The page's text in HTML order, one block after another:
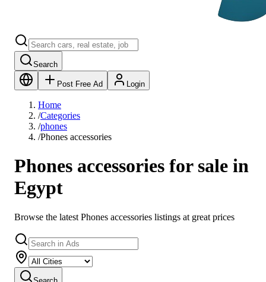
Search
Post Free Ad Login
Home
/Categories
/phones
/Phones accessories
Phones accessories for sale in
Egypt
Browse the latest Phones accessories listings at great prices